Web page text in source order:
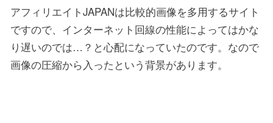
アフィリエイトJAPANは比較的画像を多用するサイト
ですので、インターネット回線の性能によってはかな
り遅いのでは…？と心配になっていたのです。なので
画像の圧縮から入ったという背景があります。